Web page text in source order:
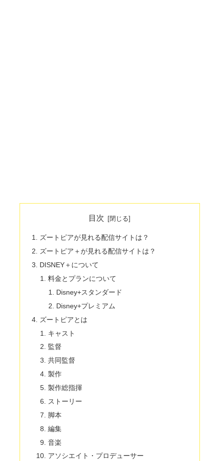
目次
ズートピアが見れる配信サイトは？
ズートピア＋が見れる配信サイトは？
DISNEY＋について
料金とプランについて
Disney+スタンダード
Disney+プレミアム
ズートピアとは
キャスト
監督
共同監督
製作
製作総指揮
ストーリー
脚本
編集
音楽
アソシエイト・プロデューサー